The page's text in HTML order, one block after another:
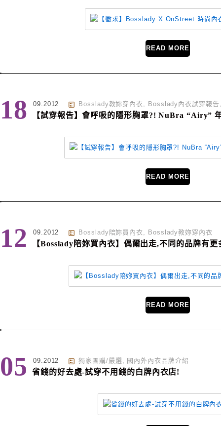
READ MORE
18 09.2012 Bosslady教妳穿內衣 , Bosslady內衣試穿報告
【試穿報告】會呼吸的隱形胸罩?! NuBra “Airy”
READ MORE
12 09.2012 Bosslady陪妳買內衣 , Bosslady教妳穿內衣
【Bosslady陪妳買內衣】偶爾出走,不同的品牌有更
READ MORE
05 09.2012 獨家團購/嚴選, 國內外內衣品牌介紹
省錢的好去處-試穿不用錢的白牌內衣店!